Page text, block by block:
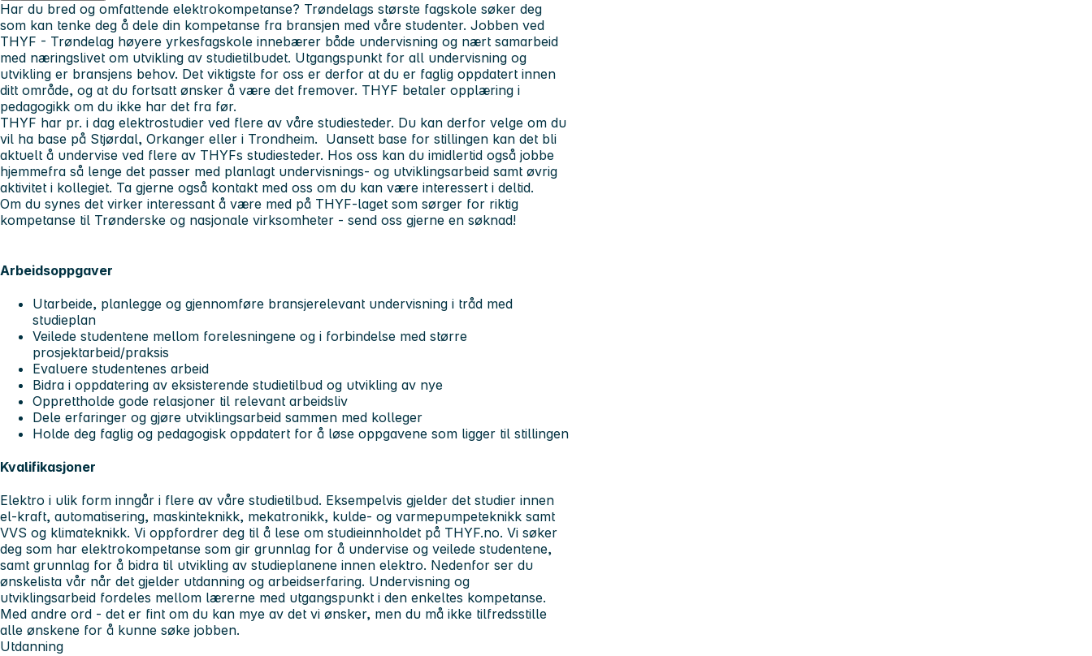
Har du bred og omfattende elektrokompetanse? Trøndelags største fagskole søker deg
som kan tenke deg å dele din kompetanse fra bransjen med våre studenter. Jobben ved
THYF - Trøndelag høyere yrkesfagskole innebærer både undervisning og nært samarbeid
med næringslivet om utvikling av studietilbudet. Utgangspunkt for all undervisning og
utvikling er bransjens behov. Det viktigste for oss er derfor at du er faglig oppdatert innen
ditt område, og at du fortsatt ønsker å være det fremover. THYF betaler opplæring i
pedagogikk om du ikke har det fra før.
THYF har pr. i dag elektrostudier ved flere av våre studiesteder. Du kan derfor velge om du
vil ha base på Stjørdal, Orkanger eller i Trondheim. Uansett base for stillingen kan det bli
aktuelt å undervise ved flere av THYFs studiesteder. Hos oss kan du imidlertid også jobbe
hjemmefra så lenge det passer med planlagt undervisnings- og utviklingsarbeid samt øvrig
aktivitet i kollegiet. Ta gjerne også kontakt med oss om du kan være interessert i deltid.
Om du synes det virker interessant å være med på THYF-laget som sørger for riktig
kompetanse til Trønderske og nasjonale virksomheter - send oss gjerne en søknad!
Arbeidsoppgaver
Utarbeide, planlegge og gjennomføre bransjerelevant undervisning i tråd med
studieplan
Veilede studentene mellom forelesningene og i forbindelse med større
prosjektarbeid/praksis
Evaluere studentenes arbeid
Bidra i oppdatering av eksisterende studietilbud og utvikling av nye
Opprettholde gode relasjoner til relevant arbeidsliv
Dele erfaringer og gjøre utviklingsarbeid sammen med kolleger
Holde deg faglig og pedagogisk oppdatert for å løse oppgavene som ligger til stillingen
Kvalifikasjoner
Elektro i ulik form inngår i flere av våre studietilbud. Eksempelvis gjelder det studier innen
el-kraft, automatisering, maskinteknikk, mekatronikk, kulde- og varmepumpeteknikk samt
VVS og klimateknikk. Vi oppfordrer deg til å lese om studieinnholdet på THYF.no. Vi søker
deg som har elektrokompetanse som gir grunnlag for å undervise og veilede studentene,
samt grunnlag for å bidra til utvikling av studieplanene innen elektro. Nedenfor ser du
ønskelista vår når det gjelder utdanning og arbeidserfaring. Undervisning og
utviklingsarbeid fordeles mellom lærerne med utgangspunkt i den enkeltes kompetanse.
Med andre ord - det er fint om du kan mye av det vi ønsker, men du må ikke tilfredsstille
alle ønskene for å kunne søke jobben.
Utdanning